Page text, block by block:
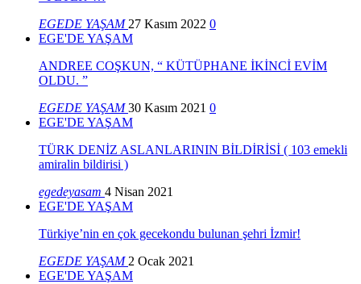
EGEDE YAŞAM 27 Kasım 2022 0
EGE'DE YAŞAM
ANDREE COŞKUN, “ KÜTÜPHANE İKİNCİ EVİM
OLDU. ”
EGEDE YAŞAM30 Kasım 2021 0
EGE'DE YAŞAM
TÜRK DENİZ ASLANLARININ BİLDİRİSİ ( 103 emekli
amiralin bildirisi )
egedeyasam 4 Nisan 2021
EGE'DE YAŞAM
Türkiye’nin en çok gecekondu bulunan şehri İzmir!
EGEDE YAŞAM 2 Ocak 2021
EGE'DE YAŞAM